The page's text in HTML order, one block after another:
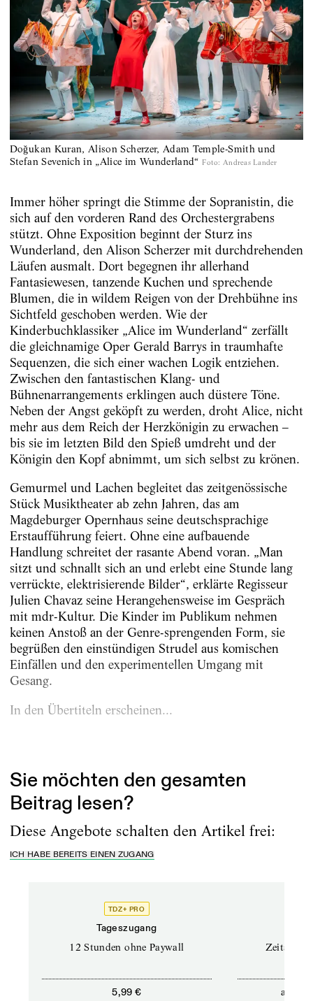
Doğukan Kuran, Alison Scherzer, Adam Temple-Smith und
Stefan Sevenich in „Alice im Wunderland“ Foto: Andreas Lander
Immer höher springt die Stimme der Sopranistin, die
sich auf den vorderen Rand des Orchestergrabens
stützt. Ohne Exposition beginnt der Sturz ins
Wunderland, den Alison Scherzer mit durchdrehenden
Läufen ausmalt. Dort begegnen ihr allerhand
Fantasiewesen, tanzende Kuchen und sprechende
Blumen, die in wildem Reigen von der Drehbühne ins
Sichtfeld geschoben werden. Wie der
Kinderbuchklassiker „Alice im Wunderland“ zerfällt
die gleichnamige Oper Gerald Barrys in traumhafte
Sequenzen, die sich einer wachen Logik entziehen.
Zwischen den fantastischen Klang- und
Bühnenarrangements erklingen auch düstere Töne.
Neben der Angst geköpft zu werden, droht Alice, nicht
mehr aus dem Reich der Herzkönigin zu erwachen –
bis sie im letzten Bild den Spieß umdreht und der
Königin den Kopf abnimmt, um sich selbst zu krönen.
Gemurmel und Lachen begleitet das zeitgenössische
Stück Musiktheater ab zehn Jahren, das am
Magdeburger Opernhaus seine deutschsprachige
Erstaufführung feiert. Ohne eine aufbauende
Handlung schreitet der rasante Abend voran. „Man
sitzt und schnallt sich an und erlebt eine Stunde lang
verrückte, elektrisierende Bilder“, erklärte Regisseur
Julien Chavaz seine Herangehensweise im Gespräch
mit mdr-Kultur. Die Kinder im Publikum nehmen
keinen Anstoß an der Genre-sprengenden Form, sie
begrüßen den einstündigen Strudel aus komischen
Einfällen und den experimentellen Umgang mit
Gesang.
In den Übertiteln erscheinen...
Sie möchten den gesamten
Beitrag lesen?
Diese Angebote schalten den Artikel frei:
ICH HABE BEREITS EINEN ZUGANG
TDZ+ PRO
Tageszugang
12 Stunden ohne Paywall
5,99 € ab